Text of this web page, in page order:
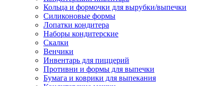
Кольца и формочки для вырубки/выпечки
Силиконовые формы
Лопатки кондитера
Наборы кондитерские
Скалки
Венчики
Инвентарь для пиццерий
Противни и формы для выпечки
Бумага и коврики для выпекания